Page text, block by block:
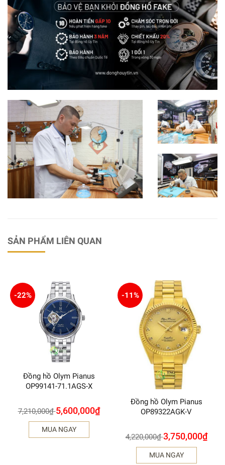
SẢN PHẨM LIÊN QUAN
-22%
Đồng hồ Olym Pianus
OP99141-71.1AGS-X
7,210,000₫ 5,600,000₫
MUA NGAY
-11%
Đồng hồ Olym Pianus
OP89322AGK-V
4,220,000₫ 3,750,000₫
MUA NGAY